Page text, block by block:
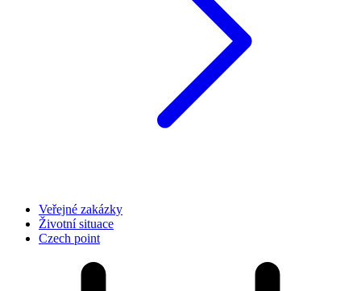
Veřejné zakázky
Životní situace
Czech point